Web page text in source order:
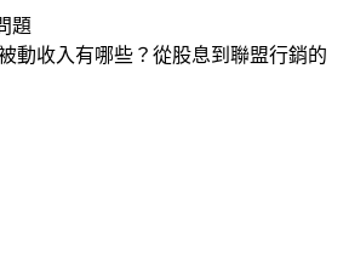
題
動收入有哪些？從股息到聯盟行銷的